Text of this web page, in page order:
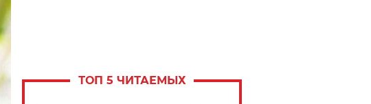
ТОП 5 ЧИТАЕМЫХ